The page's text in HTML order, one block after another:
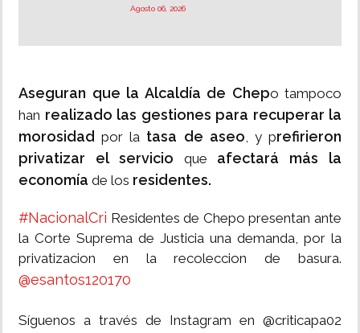
Agosto 06, 2026
Aseguran que la Alcaldía de Chepo tampoco
han realizado las gestiones para recuperar la
morosidadpor la tasa de aseo, y prefirieron
privatizar el servicio que afectará más la
economía de los residentes.
#NacionalCri Residentes de Chepo presentan ante
la Corte Suprema de Justicia una demanda, por la
privatizacion en la recoleccion de basura.
@esantos120170
Síguenos a través de Instagram en @criticapa02